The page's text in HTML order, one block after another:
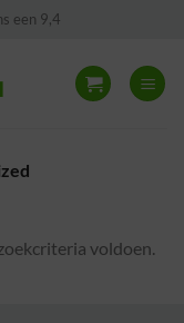
een 9,4
voldoen.